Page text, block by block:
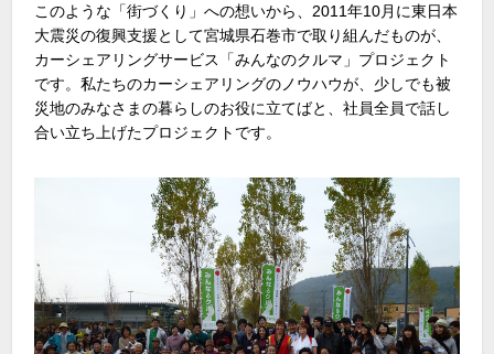
このような「街づくり」への想いから、2011年10月に東日本
大震災の復興支援として宮城県石巻市で取り組んだものが、
カーシェアリングサービス「みんなのクルマ」プロジェクト
です。私たちのカーシェアリングのノウハウが、少しでも被
災地のみなさまの暮らしのお役に立てばと、社員全員で話し
合い立ち上げたプロジェクトです。